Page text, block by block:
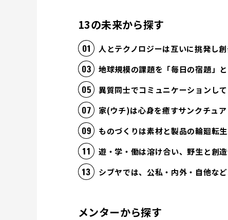
13の未来から探す
人とテクノロジーは互いに挑発し
地球規模の課題を「毎日の宿題」
異質同士でコミュニケーションし
家(ウチ)は心身を癒すサンクチュア
ものづくりは素材と製品の輪廻転
遊・学・働は溶け合い、野生と創
シブヤでは、公私・内外・自他な
メンターから探す